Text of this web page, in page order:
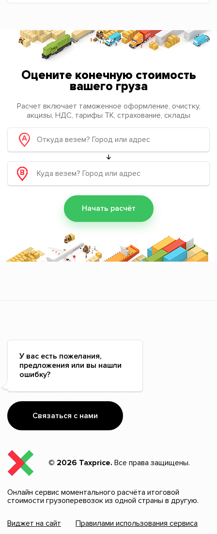
Оцените конечную стоимость
вашего груза
Расчет включает таможенное оформление, очистку,
акцизы, НДС, тарифы ТК, страхование, склады
Начать расчёт
У вас есть пожелания,
предложения или вы нашли
ошибку?
Связаться с нами
© 2026 Taxprice. Все права защищены.
Онлайн сервис моментального расчёта итоговой
стоимости грузоперевозок из одной страны в другую.
Виджет на сайт Правилами использования сервиса